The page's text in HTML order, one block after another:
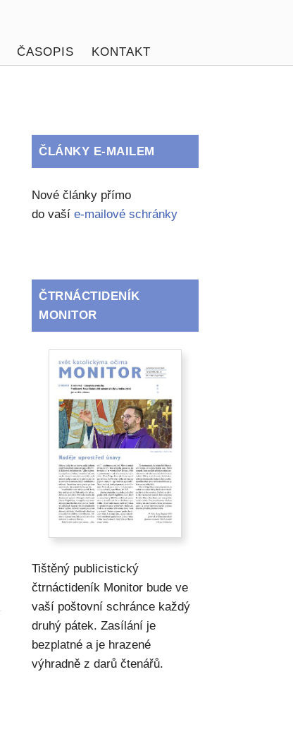
ČASOPIS KONTAKT
ČLÁNKY E-MAILEM
Nové články přímo
do vašíe-mailové schránky
ČTRNÁCTIDENÍK
MONITOR
Tištěný publicistický
čtrnáctideník Monitor bude ve
vaší poštovní schránce každý
druhý pátek. Zasílání je
bezplatné a je hrazené
výhradně z darů čtenářů.